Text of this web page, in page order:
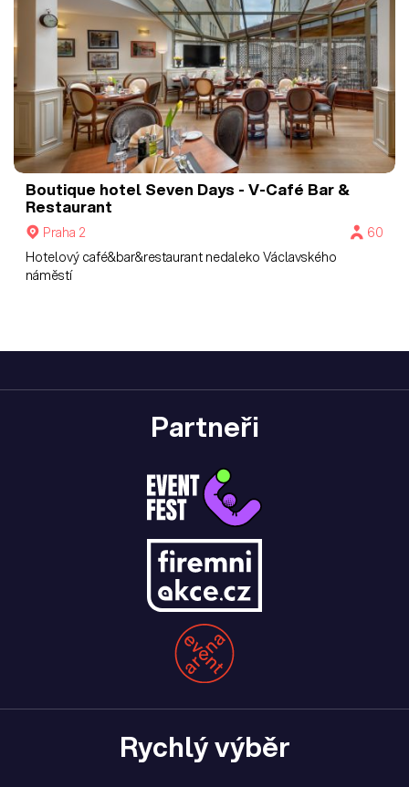
Boutique hotel Seven Days - V-Café Bar &
Restaurant
Praha 2
60
Hotelový café&bar&restaurant nedaleko Václavského
náměstí
Partneři
Rychlý výběr